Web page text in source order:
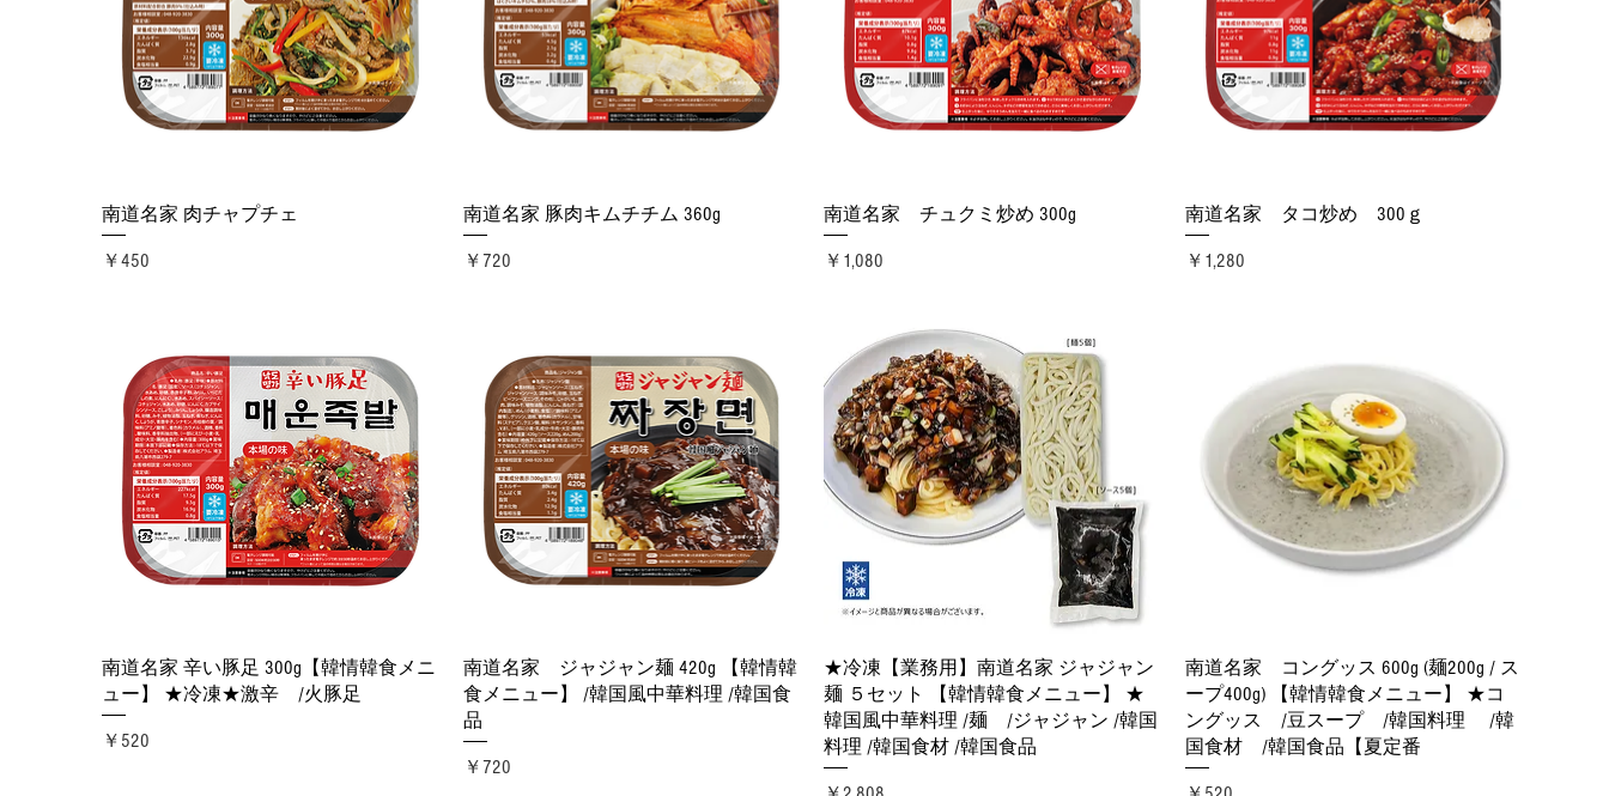
クイックビュー
南道名家 肉チャプチェ
価格
￥450
クイックビュー
南道名家 豚肉キムチチム 360g
価格
￥720
クイックビュー
南道名家 チュクミ炒め 300g
価格
￥1,080
クイックビュー
南道名家 タコ炒め 300ｇ
価格
￥1,280
クイックビュー
南道名家 辛い豚足 300g【韓情韓食メニ
ュー】 ★冷凍★激辛 /火豚足
価格
￥520
クイックビュー
南道名家 ジャジャン麺 420g 【韓情韓
食メニュー】 /韓国風中華料理 /韓国食
品
価格
￥720
クイックビュー
★冷凍【業務用】南道名家 ジャジャン
麺 ５セット 【韓情韓食メニュー】 ★
韓国風中華料理 /麺 /ジャジャン /韓国
料理 /韓国食材 /韓国食品
クイックビュー
南道名家 コングッス 600g (麺200g / ス
ープ400g) 【韓情韓食メニュー】 ★コ
ングッス /豆スープ /韓国料理 /韓
国食材 /韓国食品【夏定番